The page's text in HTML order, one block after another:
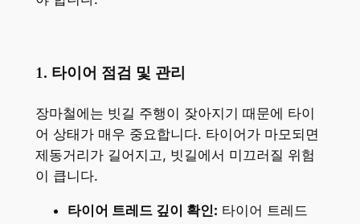
1. 타이어 점검 및 관리
장마철에는 빗길 주행이 잦아지기 때문에 타이
어 상태가 매우 중요합니다. 타이어가 마모되면
제동거리가 길어지고, 빗길에서 미끄러질 위험
이 큽니다.
타이어 트레드 깊이 확인: 타이어 트레드